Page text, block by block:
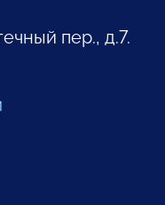
пер., д.7.